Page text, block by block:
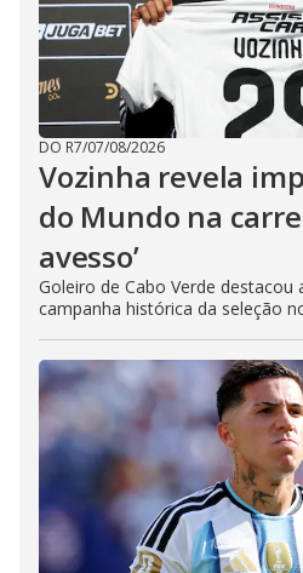
DO R7/07/08/2026
Vozinha revela
do Mundo na
avesso’
Goleiro de Cabo Verde destacou
campanha histórica da seleção